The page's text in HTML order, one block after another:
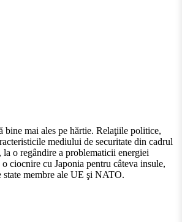
bine mai ales pe hărtie. Relaţiile politice,
mediului de securitate din cadrul
o regândire a problematicii energiei
ciocnire cu Japonia pentru câteva insule,
membre ale UE şi NATO.